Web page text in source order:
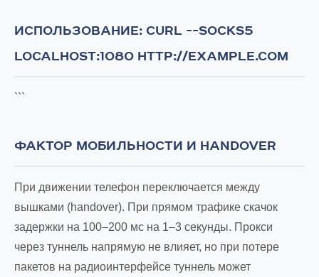
ИСПОЛЬЗОВАНИЕ: CURL --SOCKS5
LOCALHOST:1080 HTTP://EXAMPLE.COM
```
ФАКТОР МОБИЛЬНОСТИ И HANDOVER
При движении телефон переключается между
вышками (handover). При прямом трафике скачок
задержки на 100–200 мс на 1–3 секунды. Прокси
через туннель напрямую не влияет, но при потере
пакетов на радиоинтерфейсе туннель может